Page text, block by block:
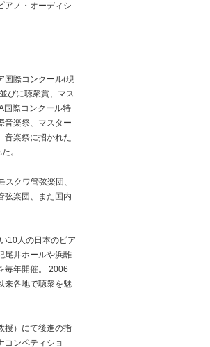
アノ・オーディシ
国際コンクール(現
びに聴衆賞、マス
国際コンクール特
音楽祭、マスター
音楽祭に招かれた
。
クワ管弦楽団、
弦楽団、また国内
10人の日本のピア
尾井ホールや浜離
毎年開催。 2006
来各地で聴衆を魅
授）にて後進の指
コンペティショ